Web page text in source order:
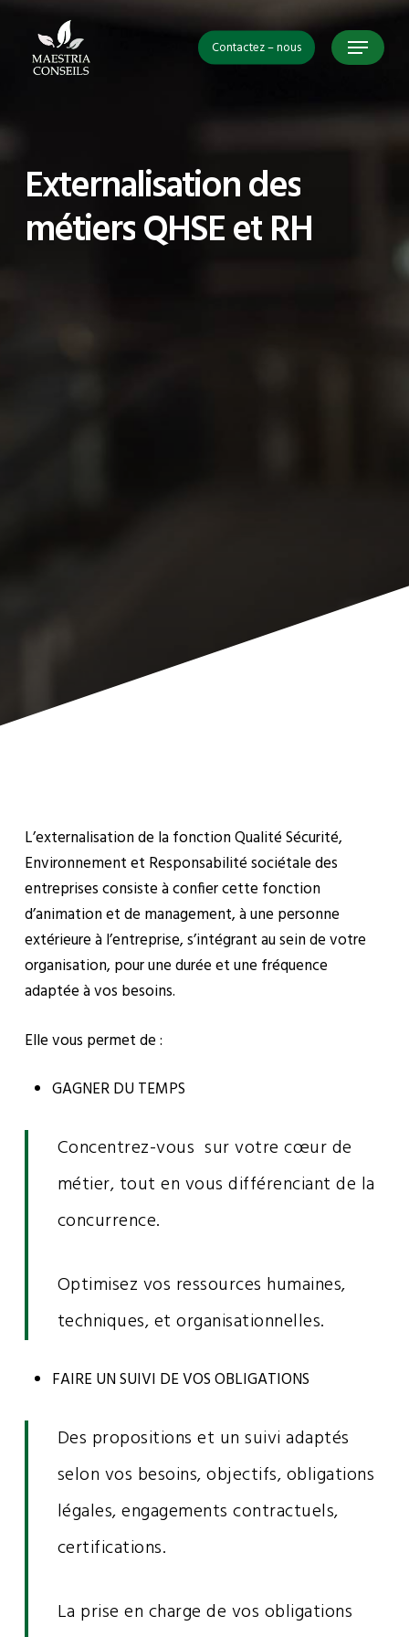
Contactez – nous Menu
Externalisationdes
métiersQHSEetRH
L’externalisation de la fonction Qualité Sécurité,
Environnement et Responsabilité sociétale des
entreprises consiste à confier cette fonction
d’animation et de management, à une personne
extérieure à l’entreprise, s’intégrant au sein de votre
organisation, pour une durée et une fréquence
adaptée à vos besoins.
Elle vous permet de :
GAGNER DU TEMPS
Concentrez-vous sur votre cœur de
métier, tout en vous différenciant de la
concurrence.
Optimisez vos ressources humaines,
techniques, et organisationnelles.
FAIRE UN SUIVI DE VOS OBLIGATIONS
Des propositions et un suivi adaptés
selon vos besoins, objectifs, obligations
légales, engagements contractuels,
certifications.
La prise en charge de vos obligations
Close